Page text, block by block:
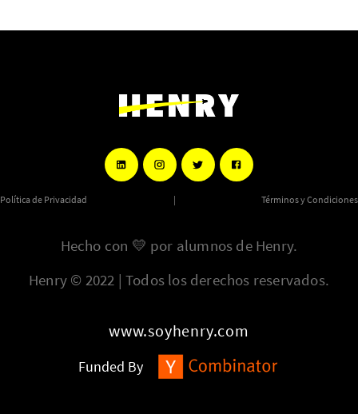
Política de Privacidad | Términos y Condiciones
Hecho con 💛 por alumnos de Henry.
Henry © 2022 | Todos los derechos reservados.
www.soyhenry.com
Funded By